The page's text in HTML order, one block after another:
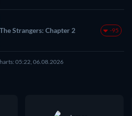
The Strangers: Chapter 2 -95
05:22, 06.08.2026